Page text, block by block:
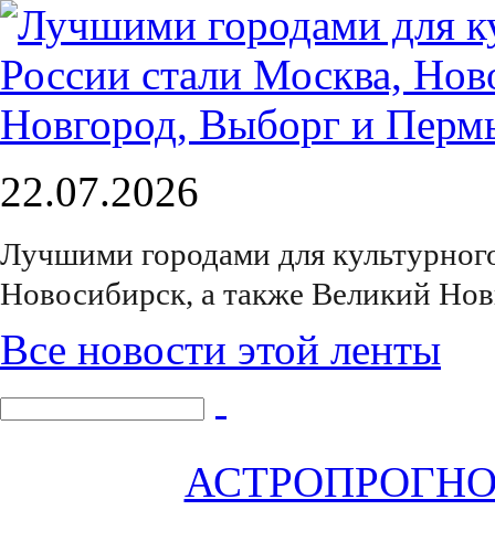
22.07.2026
Лучшими городами для
Новосибирск, а также Великий
Все новости этой ленты